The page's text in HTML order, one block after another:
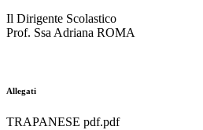
Il Dirigente Scolastico
Prof. Ssa Adriana ROMA
Allegati
TRAPANESE pdf.pdf